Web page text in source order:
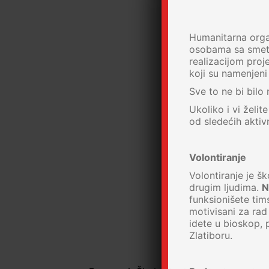
Humanitarna
osobama sa
realizacijom
koji su
Sve to ne bi bilo
Ukoliko i vi
od sledećih
Volontiranje
Volontiranje je
drugim ljudima.
funksionišete
motivisani za
idete u bioskop,
Zlatiboru.